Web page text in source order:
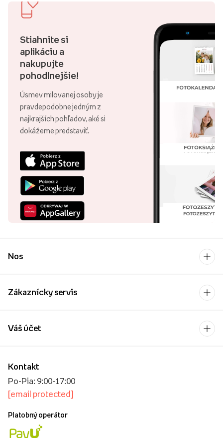
Stiahnite si
aplikáciu a
nakupujte
pohodlnejšie!
Úsmev milovanej osoby je
pravdepodobne jedným z
najkrajších pohľadov, aké si
dokážeme predstaviť.
Nos
Zákaznícky servis
Kontakt
Po-Pia: 9:00-17:00
[email protected]
Platobný operátor
Váš účet